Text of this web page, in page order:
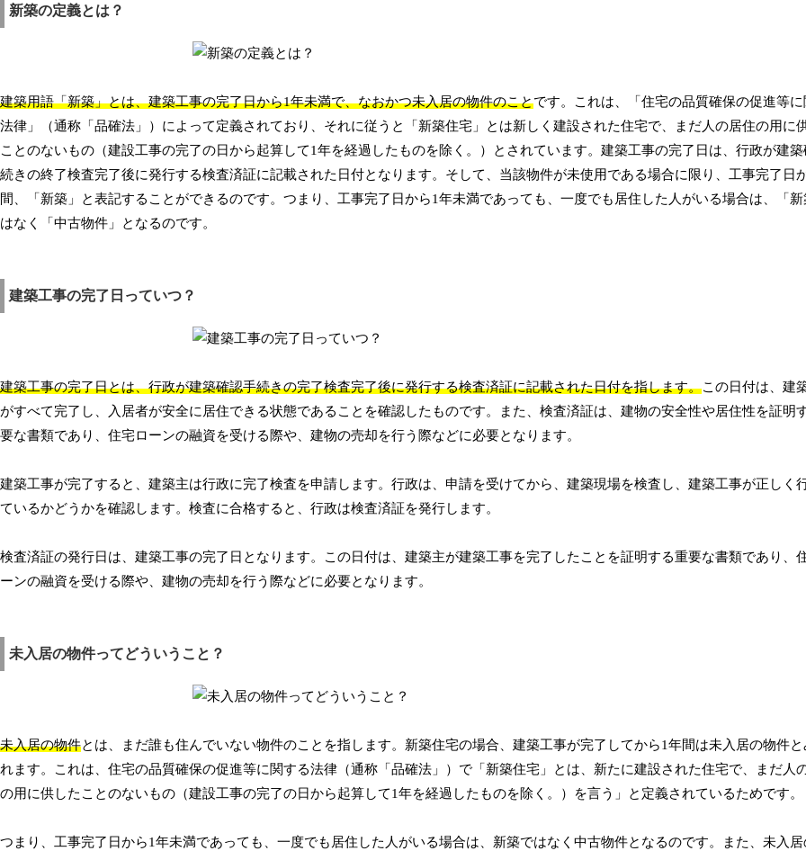
新築の定義とは？
建築用語「新築」とは、建築工事の完了日から1年未満で、なおかつ未入居の物件のことです。これは、「住宅の品質確保の促進等
法律」（通称「品確法」）によって定義されており、それに従うと「新築住宅」とは新しく建設された住宅で、まだ人の居住の用に
ことのないもの（建設工事の完了の日から起算して1年を経過したものを除く。）とされています。建築工事の完了日は、行政が建
続きの終了検査完了後に発行する検査済証に記載された日付となります。そして、当該物件が未使用である場合に限り、工事完了日
間、「新築」と表記することができるのです。つまり、工事完了日から1年未満であっても、一度でも居住した人がいる場合は、「
はなく「中古物件」となるのです。
建築工事の完了日っていつ？
建築工事の完了日とは、行政が建築確認手続きの完了検査完了後に発行する検査済証に記載された日付を指します。この日付は、建
がすべて完了し、入居者が安全に居住できる状態であることを確認したものです。また、検査済証は、建物の安全性や居住性を証明
要な書類であり、住宅ローンの融資を受ける際や、建物の売却を行う際などに必要となります。
建築工事が完了すると、建築主は行政に完了検査を申請します。行政は、申請を受けてから、建築現場を検査し、建築工事が正しく
ているかどうかを確認します。検査に合格すると、行政は検査済証を発行します。
検査済証の発行日は、建築工事の完了日となります。この日付は、建築主が建築工事を完了したことを証明する重要な書類であり、
ーンの融資を受ける際や、建物の売却を行う際などに必要となります。
未入居の物件ってどういうこと？
未入居の物件とは、まだ誰も住んでいない物件のことを指します。新築住宅の場合、建築工事が完了してから1年間は未入居の物件
れます。これは、住宅の品質確保の促進等に関する法律（通称「品確法」）で「新築住宅」とは、新たに建設された住宅で、まだ人
の用に供したことのないもの（建設工事の完了の日から起算して1年を経過したものを除く。）を言う」と定義されているためです。
つまり、工事完了日から1年未満であっても、一度でも居住した人がいる場合は、新築ではなく中古物件となるのです。また、未入